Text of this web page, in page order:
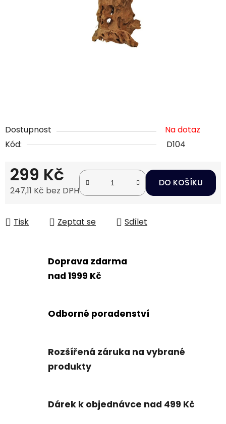
Dostupnost
Na dotaz
Kód:
D104
299 Kč
247,11 Kč bez DPH
DO KOŠÍKU
Tisk Zeptat se Sdílet
Doprava zdarma
nad 1999 Kč
Odborné poradenství
Rozšířená záruka na vybrané
produkty
Dárek k objednávce nad 499 Kč